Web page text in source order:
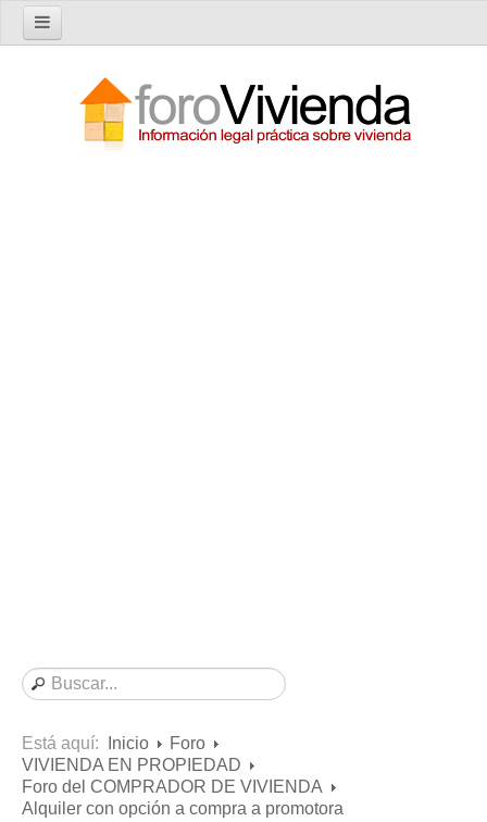
Nuevo tema
Contratos de Arrendamiento
De uso distinto al de vivienda
Otros contratos de Arrendamiento
Requerimientos y comunicaciones
Está aquí: Inicio
Foro
VIVIENDA EN PROPIEDAD
Foro del COMPRADOR DE VIVIENDA
Alquiler con opción a compra a promotora